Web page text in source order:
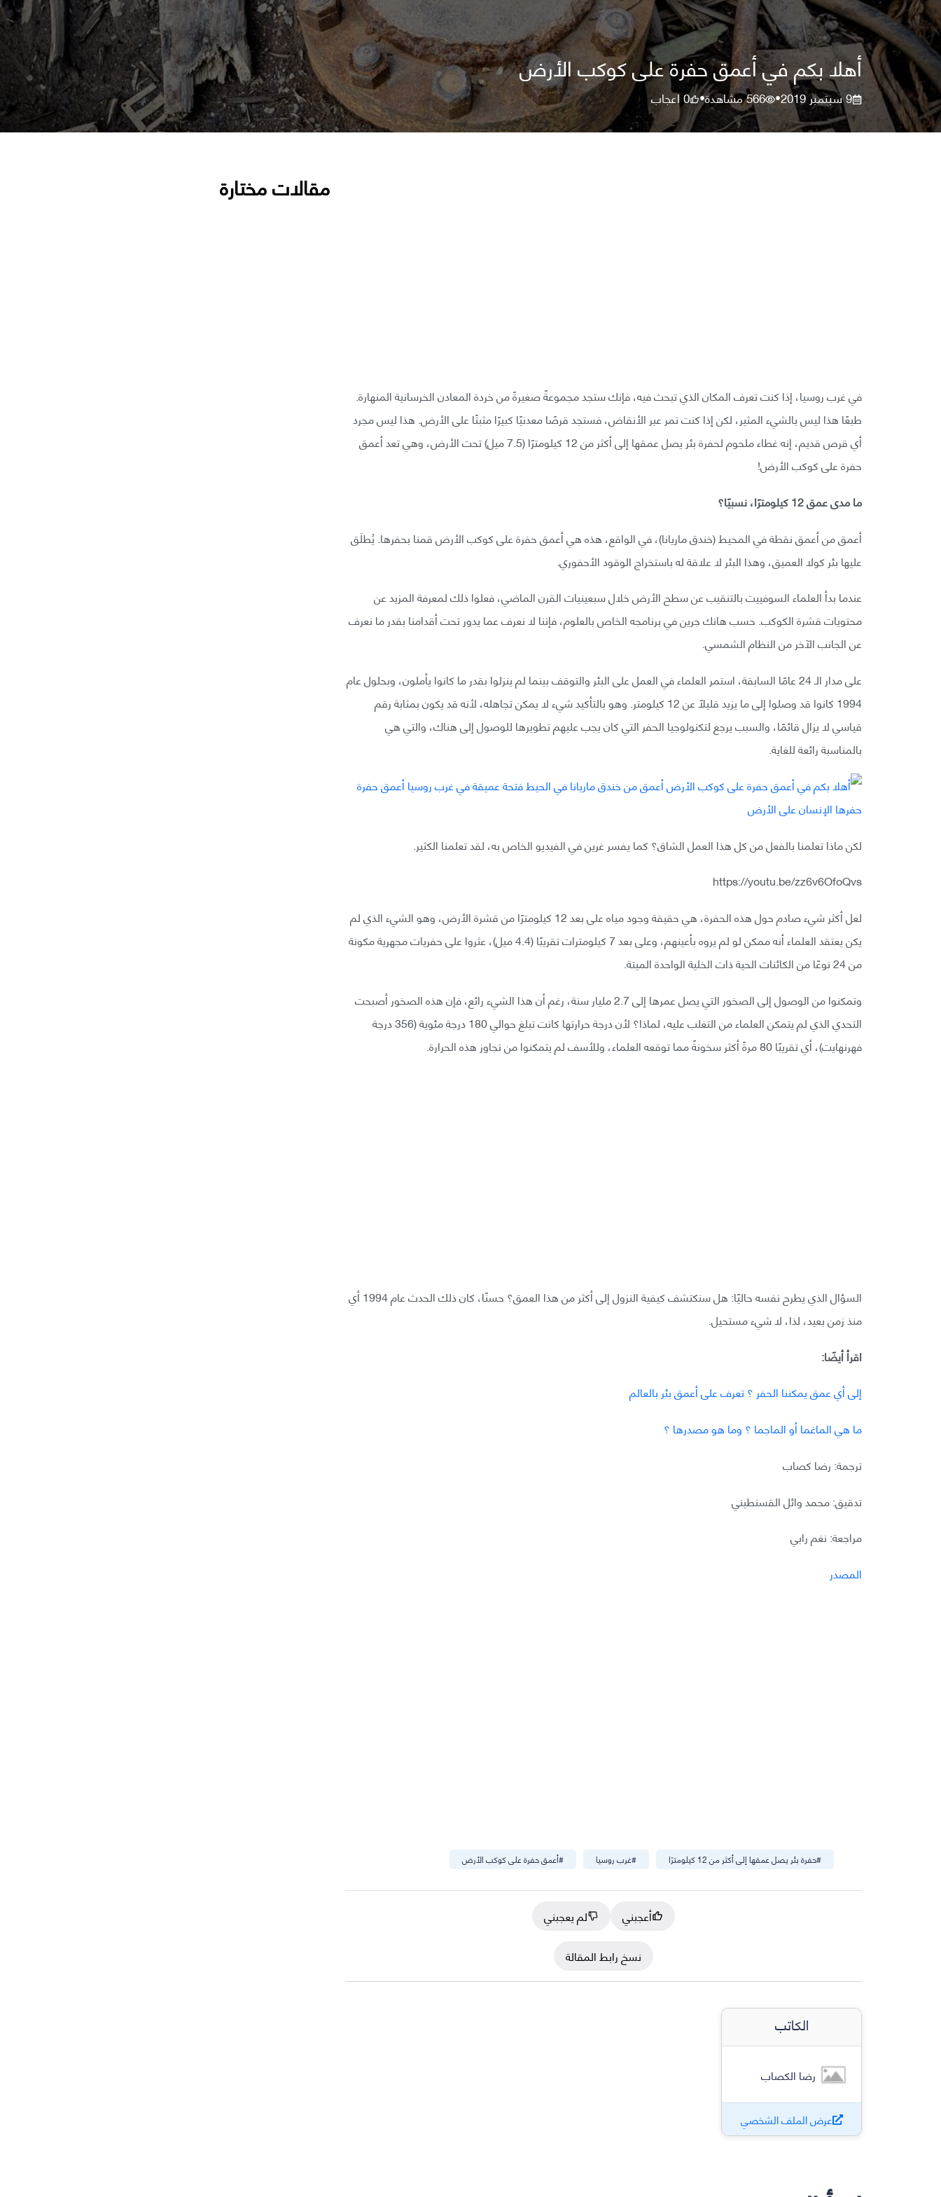
أهلا بكم في أعمق حفرة على كوكب الأرض
9 سبتمبر 2019 •
566مشاهدة•
0اعجاب
في غرب روسيا، إذا كنت تعرف المكان الذي تبحث فيه، فإنك ستجد مجموعةً صغيرةً من خردة المعادن الخرسانية المنهارة.
طبعًا هذا ليس بالشيء المثير، لكن إذا كنت تمر عبر الأنقاض، فستجد قرصًا معدنيًا كبيرًا مثبتًا على الأرض. هذا ليس مجرد
أي قرص قديم، إنه غطاء ملحوم لحفرة بئر يصل عمقها إلى أكثر من 12 كيلومترًا (7.5 ميل) تحت الأرض، وهي تعد أعمق
حفرة على كوكب الأرض!
ما مدى عمق 12 كيلومترًا، نسبيًا؟
أعمق من أعمق نقطة في المحيط (خندق ماريانا)، في الواقع، هذه هي أعمق حفرة على كوكب الأرض قمنا بحفرها. يُطلَق
عليها بئر كولا العميق، وهذا البئر لا علاقة له باستخراج الوقود الأحفوري.
عندما بدأ العلماء السوفييت بالتنقيب عن سطح الأرض خلال سبعينيات القرن الماضي، فعلوا ذلك لمعرفة المزيد عن
محتويات قشرة الكوكب. حسب هانك جرين في برنامجه الخاص بالعلوم، فإننا لا نعرف عما يدور تحت أقدامنا بقدر ما نعرف
عن الجانب الآخر من النظام الشمسي.
على مدار الـ 24 عامًا السابقة، استمر العلماء في العمل على البئر والتوقف بينما لم ينزلوا بقدر ما كانوا يأملون، وبحلول عام
1994 كانوا قد وصلوا إلى ما يزيد قليلًا عن 12 كيلومتر. وهو بالتأكيد شيء لا يمكن تجاهله، لأنه قد يكون بمثابة رقم
قياسي لا يزال قائمًا، والسبب يرجع لتكنولوجيا الحفر التي كان يجب عليهم تطويرها للوصول إلى هناك، والتي هي
بالمناسبة رائعة للغاية.
لكن ماذا تعلمنا بالفعل من كل هذا العمل الشاق؟ كما يفسر غرين في الفيديو الخاص به، لقد تعلمنا الكثير.
https://youtu.be/zz6v6OfoQvs
لعل أكثر شيء صادم حول هذه الحفرة، هي حقيقة وجود مياه على بعد 12 كيلومترًا من قشرة الأرض، وهو الشيء الذي لم
يكن يعتقد العلماء أنه ممكن لو لم يروه بأعينهم، وعلى بعد 7 كيلومترات تقريبًا (4.4 ميل)، عثروا على حفريات مجهرية مكونة
من 24 نوعًا من الكائنات الحية ذات الخلية الواحدة الميتة.
وتمكنوا من الوصول إلى الصخور التي يصل عمرها إلى 2.7 مليار سنة، رغم أن هذا الشيء رائع، فإن هذه الصخور أصبحت
التحدي الذي لم يتمكن العلماء من التغلب عليه، لماذا؟ لأن درجة حرارتها كانت تبلغ حوالي 180 درجة مئوية (356 درجة
فهرنهايت)، أي تقريبًا 80 مرةً أكثر سخونةً مما توقعه العلماء، وللأسف لم يتمكنوا من تجاوز هذه الحرارة.
السؤال الذي يطرح نفسه حاليًا: هل سنكتشف كيفية النزول إلى أكثر من هذا العمق؟ حسنًا، كان ذلك الحدث عام 1994 أي
منذ زمن بعيد، لذا، لا شيء مستحيل.
اقرأ أيضًا:
إلى أي عمق يمكننا الحفر ؟ تعرف على أعمق بئر بالعالم
ما هي الماغما أو الماجما ؟ وما هو مصدرها ؟
ترجمة: رضا كصاب
تدقيق: محمد وائل القسنطيني
مراجعة: نغم رابي
المصدر
#أعمق حفرة على كوكب الأرض #غرب روسيا #حفرة بئر يصل عمقها إلى أكثر من 12 كيلومترًا
أعجبني
لم يعجبني
نسخ رابط المقالة
الكاتب
رضا الكصاب
عرض الملف الشخصي
مقالات مختارة